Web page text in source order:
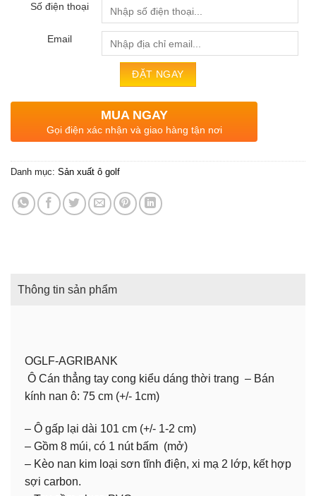
Số điện thoại
Email
MUA NGAY
Gọi điện xác nhận và giao hàng tận nơi
Danh mục: Sản xuất ô golf
Thông tin sản phẩm
OGLF-AGRIBANK
Ô Cán thẳng tay cong kiểu dáng thời trang – Bán
kính nan ô: 75 cm (+/- 1cm)
– Ô gấp lại dài 101 cm (+/- 1-2 cm)
– Gồm 8 múi, có 1 nút bấm (mở)
– Kèo nan kim loại sơn tĩnh điện, xi mạ 2 lớp, kết hợp
sợi carbon.